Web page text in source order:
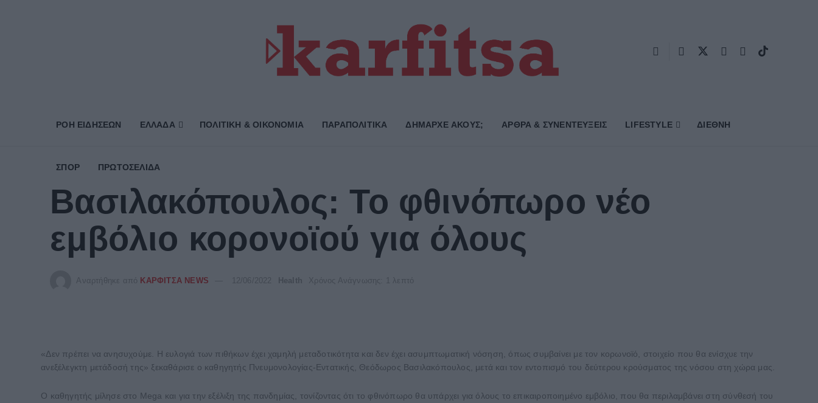
ΡΟΗ ΕΙΔΗΣΕΩΝ ΕΛΛΑΔΑ ΠΟΛΙΤΙΚΗ & ΟΙΚΟΝΟΜΙΑ ΠΑΡΑΠΟΛΙΤΙΚΑ ΔΗΜΑΡΧE ΑΚΟΥΣ; ΑΡΘΡΑ & ΣΥΝΕΝΤΕΥΞΕΙΣ LIFESTYLE ΔΙΕΘΝΗ
ΣΠΟΡ ΠΡΩΤΟΣΈΛΙΔΑ
Βασιλακόπουλος: Το φθινόπωρο νέο
εμβόλιο κορονοϊού για όλους
Αναρτήθηκε από ΚΑΡΦΙΤΣΑ NEWS 12/06/2022 Health Χρόνος Ανάγνωσης: 1 λεπτό
«Δεν πρέπει να ανησυχούμε. Η ευλογιά των πιθήκων έχει χαμηλή μεταδοτικότητα και δεν έχει ασυμπτωματική νόσηση, όπως συμβαίνει με τον κορωνοϊό, στοιχείο που θα ενίσχυε την
ανεξέλεγκτη μετάδοσή της» ξεκαθάρισε ο καθηγητής Πνευμονολογίας-Εντατικής, Θεόδωρος Βασιλακόπουλος, μετά και τον εντοπισμό του δεύτερου κρούσματος της νόσου στη χώρα μας.
Ο καθηγητής μίλησε στο Mega και για την εξέλιξη της πανδημίας, τονίζοντας ότι το φθινόπωρο θα υπάρχει για όλους το επικαιροποιημένο εμβόλιο, που θα περιλαμβάνει στη σύνθεσή του